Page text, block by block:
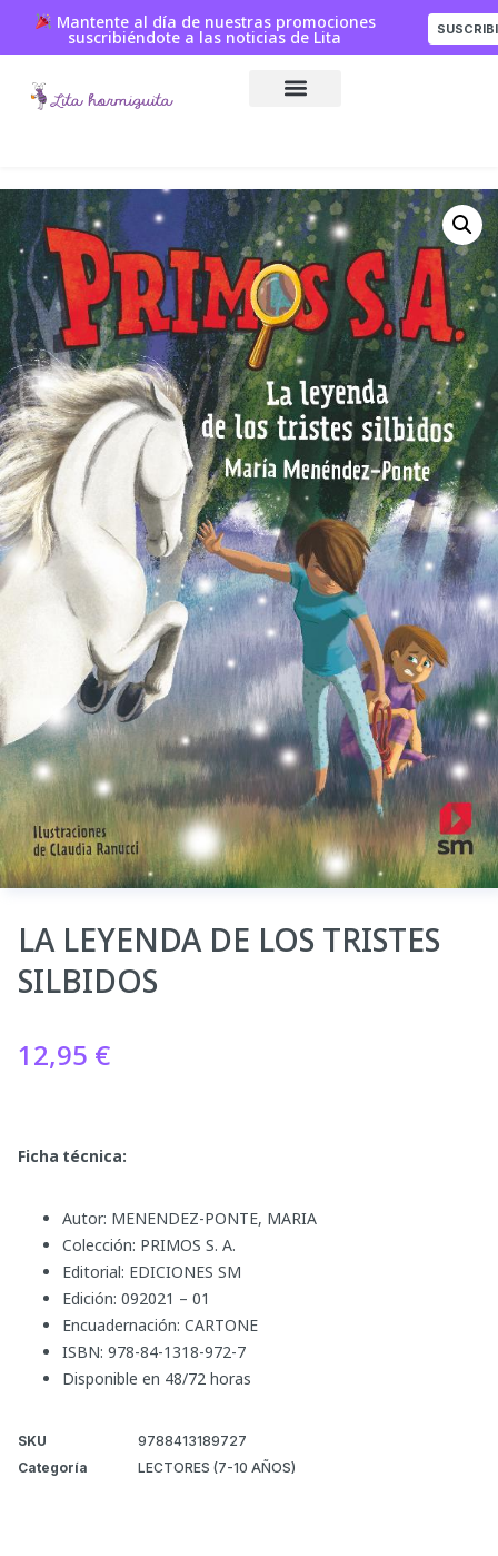
Mantente al día de nuestras promociones
suscribiéndote a las noticias de Lita
LA LEYENDA DE LOS TRISTES
SILBIDOS
12,95 €
Ficha técnica:
Autor: MENENDEZ-PONTE, MARIA
Colección: PRIMOS S. A.
Editorial: EDICIONES SM
Edición: 092021 – 01
Encuadernación: CARTONE
ISBN: 978-84-1318-972-7
Disponible en 48/72 horas
SKU
9788413189727
Categoría
LECTORES (7-10 AÑOS)